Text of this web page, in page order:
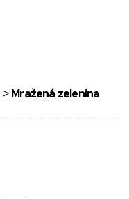
> Mražená zelenina